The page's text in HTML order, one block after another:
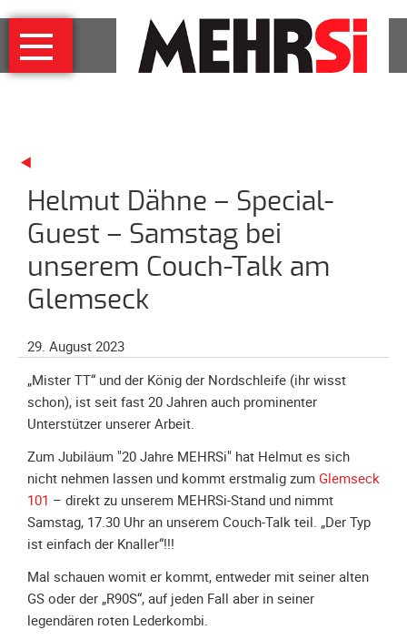
Navigation
überspringen
MEHRSi
Wer
Ziel
Strategie
Schirmherrschaft
Prominente
MEHRSi
Unterstützen
Spendenkonto
werden
Fördererdaten
ändern
Gewerbliche
Flyer
+
Infokarte
Helmut Dähne – Special-
Guest – Samstag bei
unserem Couch-Talk am
Glemseck
29. August 2023
„Mister TT“ und der König der Nordschleife (ihr wisst
schon), ist seit fast 20 Jahren auch prominenter
Unterstützer unserer Arbeit.
Zum Jubiläum "20 Jahre MEHRSi" hat Helmut es sich
nicht nehmen lassen und kommt erstmalig zum Glemseck
101 – direkt zu unserem MEHRSi-Stand und nimmt
Samstag, 17.30 Uhr an unserem Couch-Talk teil. „Der Typ
ist einfach der Knaller“!!!
Mal schauen womit er kommt, entweder mit seiner alten
GS oder der „R90S“, auf jeden Fall aber in seiner
legendären roten Lederkombi.